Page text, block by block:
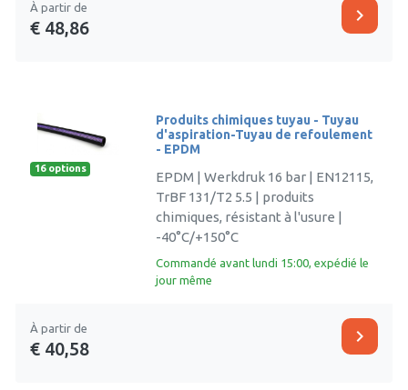
À partir de
€ 48,86
chevron_right
16 options
Produits chimiques tuyau - Tuyau
d'aspiration-Tuyau de refoulement
- EPDM
EPDM | Werkdruk 16 bar | EN12115,
TrBF 131/T2 5.5 | produits
chimiques, résistant à l'usure |
-40°C/+150°C
Commandé avant lundi 15:00, expédié le
jour même
À partir de
€ 40,58
chevron_right